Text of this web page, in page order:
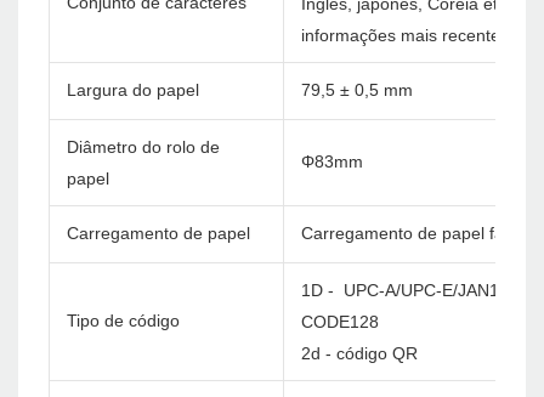
informações mais recentes)
Largura do papel 79,5 ± 0,5 mm
Diâmetro do rolo de
papel
Φ83mm
Carregamento de papel Carregamento de papel fácil
Tipo de código
1D - UPC-A/UPC-E/
CODE128
2d - código QR